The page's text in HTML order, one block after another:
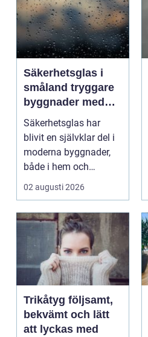
Säkerhetsglas i
småland tryggare
byggnader med
smarta
glaslösningar
Säkerhetsglas har
blivit en självklar del i
moderna byggnader,
både i hem och
offentliga miljöer. I ...
02 augusti 2026
Trikåtyg följsamt,
bekvämt och lätt
att lyckas med